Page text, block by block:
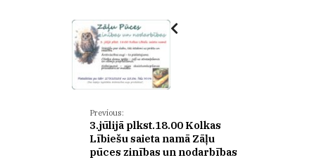
Previous:
3.jūlijā plkst.18.00 Kolkas
Lībiešu saieta namā Zāļu
pūces zinības un nodarbības